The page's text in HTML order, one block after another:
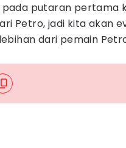
pada putaran pertama
Petro, jadi kita akan
dari pemain